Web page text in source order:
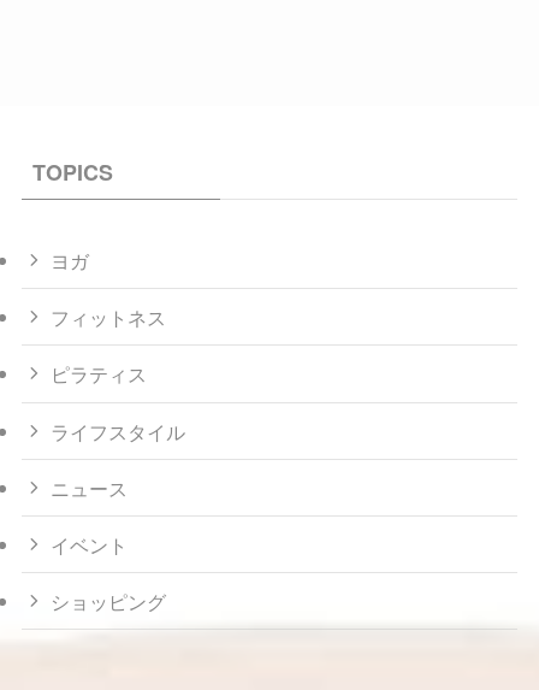
TOPICS
ヨガ
フィットネス
ピラティス
ライフスタイル
ニュース
イベント
ショッピング